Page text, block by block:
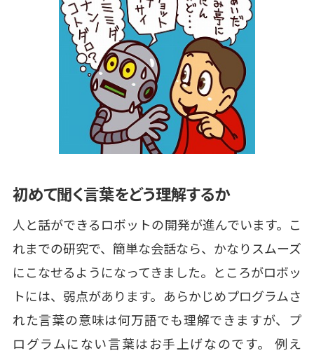
初めて聞く言葉をどう理解するか
人と話ができるロボットの開発が進んでいます。こ
れまでの研究で、簡単な会話なら、かなりスムーズ
にこなせるようになってきました。ところがロボッ
トには、弱点があります。あらかじめプログラムさ
れた言葉の意味は何万語でも理解できますが、プ
ログラムにない言葉はお手上げなのです。 例え